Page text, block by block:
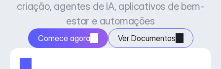
criação, agentes de IA, aplicativos de bem-
estar e automações
Comece agora Ver Documentos